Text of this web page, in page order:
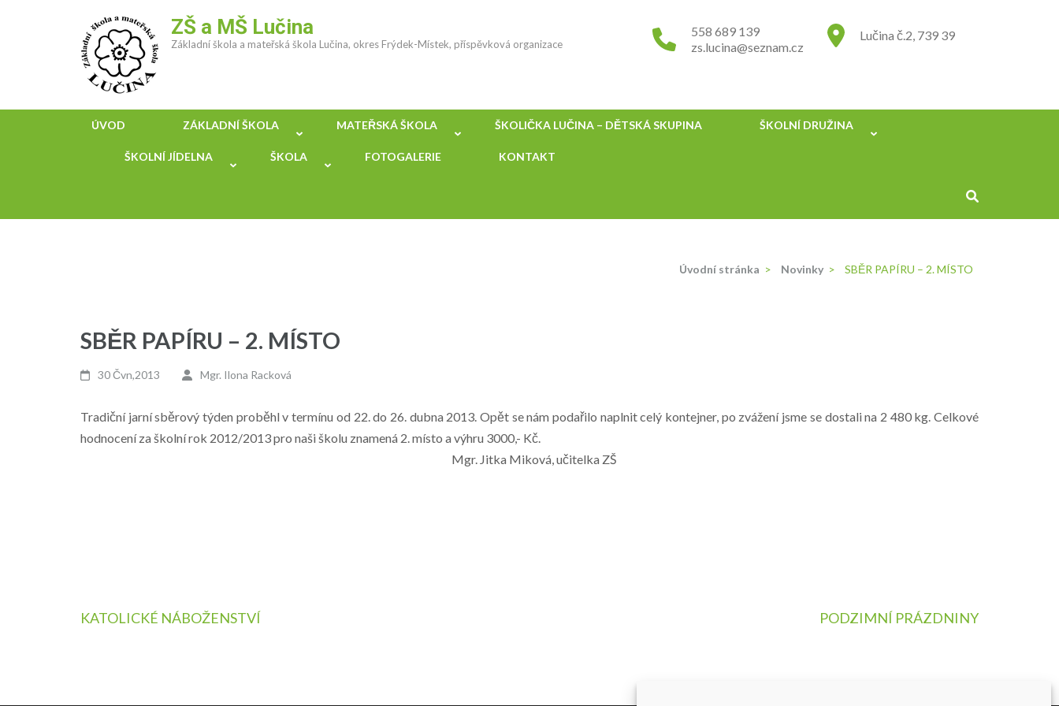
ZŠ a MŠ Lučina
Základní škola a mateřská škola Lučina, okres Frýdek-Místek, příspěvková organizace
Lučina č.2, 739 39
558 689 139
zs.lucina@seznam.cz
ÚVOD ZÁKLADNÍ ŠKOLA MATEŘSKÁ ŠKOLA ŠKOLIČKA LUČINA – DĚTSKÁ SKUPINA ŠKOLNÍ DRUŽINA
ŠKOLNÍ JÍDELNA ŠKOLA FOTOGALERIE KONTAKT
Úvodní stránka > Novinky > SBĚR PAPÍRU – 2. MÍSTO
SBĚR PAPÍRU – 2. MÍSTO
30 Čvn,2013 Mgr. Ilona Racková
Tradiční jarní sběrový týden proběhl v termínu od 22. do 26. dubna 2013. Opět se nám podařilo naplnit celý kontejner, po zvážení jsme se dostali na 2 480 kg. Celkové
hodnocení za školní rok 2012/2013 pro naši školu znamená 2. místo a výhru 3000,- Kč.
Mgr. Jitka Miková, učitelka ZŠ
Navigace
KATOLICKÉ NÁBOŽENSTVÍ PODZIMNÍ PRÁZDNINY